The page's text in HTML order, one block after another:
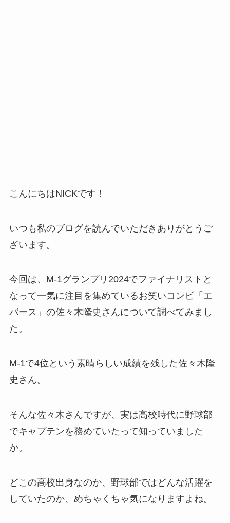
こんにちはNICKです！
いつも私のブログを読んでいただきありがとうご
ざいます。
今回は、M-1グランプリ2024でファイナリストと
なって一気に注目を集めているお笑いコンビ「エ
バース」の佐々木隆史さんについて調べてみまし
た。
M-1で4位という素晴らしい成績を残した佐々木隆
史さん。
そんな佐々木さんですが、実は高校時代に野球部
でキャプテンを務めていたって知っていました
か。
どこの高校出身なのか、野球部ではどんな活躍を
していたのか、めちゃくちゃ気になりますよね。